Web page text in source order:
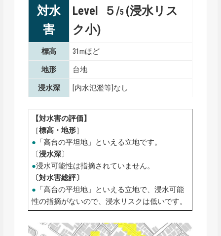
対水
害
Level ５/5 (浸水リス
ク小)
標高 31mほど
地形 台地
浸水深 [内水氾濫等]なし
【対水害の評価】
［標高・地形］
● 「高台の平坦地」といえる立地です。
〔浸水深〕
●浸水可能性は指摘されていません。
〔対水害総評〕
● 「高台の平坦地」といえる立地で、浸水可能
性の指摘がないので、浸水リスクは低いです。